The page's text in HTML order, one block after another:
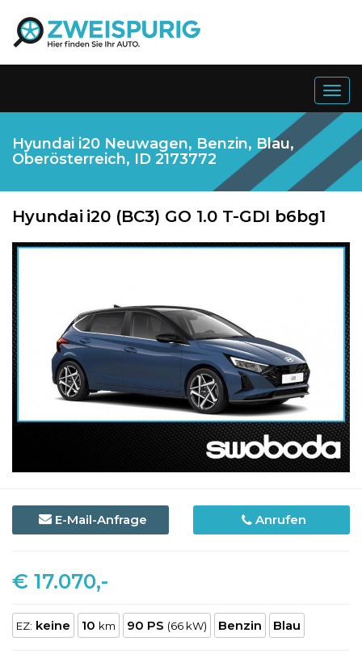
Hyundai i20 Neuwagen, Benzin, Blau,
Oberösterreich, ID 2173772
Hyundai i20 (BC3) GO 1.0 T-GDI b6bg1
E-Mail-Anfrage Anrufen
€ 17.070,-
EZ: keine 10 km 90 PS (66 kW) Benzin Blau